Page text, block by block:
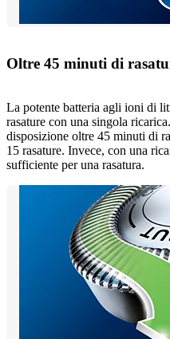
Oltre 45 minuti di
La potente batteria agli ioni di
rasature con una singola
disposizione oltre 45 minuti di
15 rasature. Invece, con una
sufficiente per una rasatura.